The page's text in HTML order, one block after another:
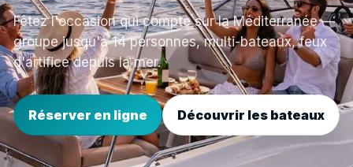
Fêtez l'occasion qui compte sur la Méditerranée —
groupe jusqu'à 14 personnes, multi-bateaux, feux
d'artifice depuis la mer.
Réserver en ligne Découvrir les bateaux